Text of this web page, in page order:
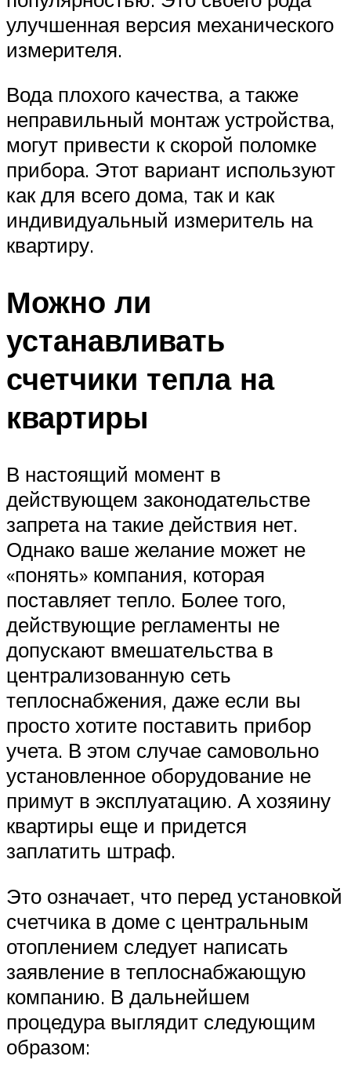
улучшенная версия механического
измерителя.
Вода плохого качества, а также
неправильный монтаж устройства,
могут привести к скорой поломке
прибора. Этот вариант используют
как для всего дома, так и как
индивидуальный измеритель на
квартиру.
Можно ли
устанавливать
счетчики тепла на
квартиры
В настоящий момент в
действующем законодательстве
запрета на такие действия нет.
Однако ваше желание может не
«понять» компания, которая
поставляет тепло. Более того,
действующие регламенты не
допускают вмешательства в
централизованную сеть
теплоснабжения, даже если вы
просто хотите поставить прибор
учета. В этом случае самовольно
установленное оборудование не
примут в эксплуатацию. А хозяину
квартиры еще и придется
заплатить штраф.
Это означает, что перед установкой
счетчика в доме с центральным
отоплением следует написать
заявление в теплоснабжающую
компанию. В дальнейшем
процедура выглядит следующим
образом: